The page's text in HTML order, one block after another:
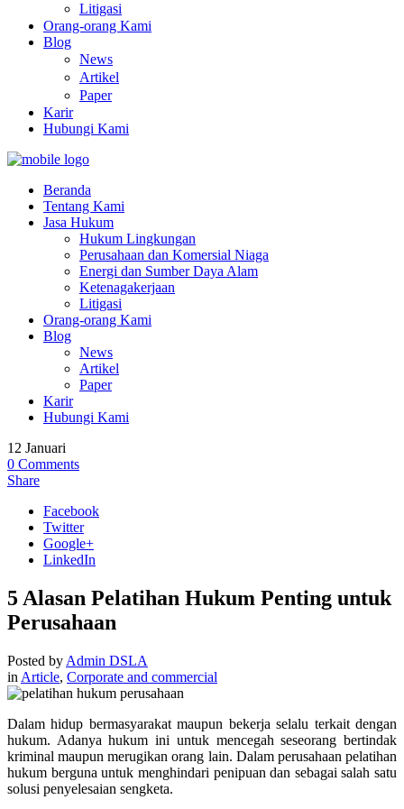
Litigasi
Orang-orang Kami
Blog
News
Artikel
Paper
Karir
Hubungi Kami
Beranda
Tentang Kami
Jasa Hukum
Hukum Lingkungan
Perusahaan dan Komersial Niaga
Energi dan Sumber Daya Alam
Ketenagakerjaan
Litigasi
Orang-orang Kami
Blog
News
Artikel
Paper
Karir
Hubungi Kami
12 Januari
0 Comments
Share
Facebook
Twitter
Google+
LinkedIn
5 Alasan Pelatihan Hukum Penting untuk
Perusahaan
Posted by Admin DSLA
in Article, Corporate and commercial
Dalam hidup bermasyarakat maupun bekerja selalu terkait dengan
hukum. Adanya hukum ini untuk mencegah seseorang bertindak
kriminal maupun merugikan orang lain. Dalam perusahaan pelatihan
hukum berguna untuk menghindari penipuan dan sebagai salah satu
solusi penyelesaian sengketa.